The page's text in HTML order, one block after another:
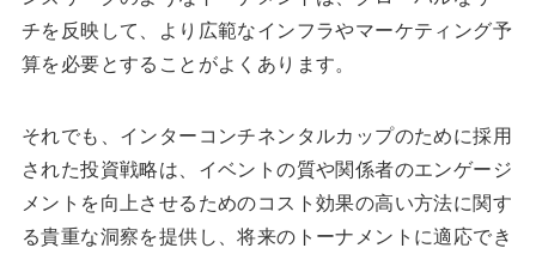
チを反映して、より広範なインフラやマーケティング予
算を必要とすることがよくあります。
それでも、インターコンチネンタルカップのために採用
された投資戦略は、イベントの質や関係者のエンゲージ
メントを向上させるためのコスト効果の高い方法に関す
る貴重な洞察を提供し、将来のトーナメントに適応でき